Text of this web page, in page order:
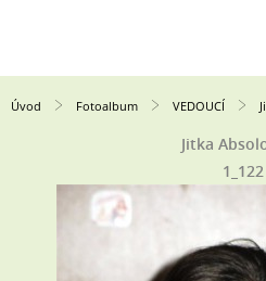
Úvod Fotoalbum VEDOUCÍ
Jitka
1_122